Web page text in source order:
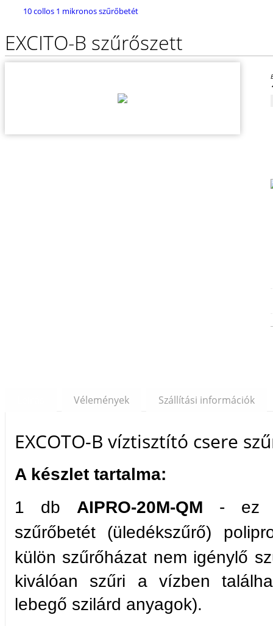
10 collos 1 mikronos szűrőbetét
EXCITO-B szűrőszett
Vélemények Szállítási információk
EXCOTO-B víztisztító csere
A készlet tartalma:
1 db AIPRO-20M-QM - ez
szűrőbetét (üledékszűrő)
külön szűrőházat nem igénylő
kiválóan szűri a vízben
lebegő szilárd anyagok).